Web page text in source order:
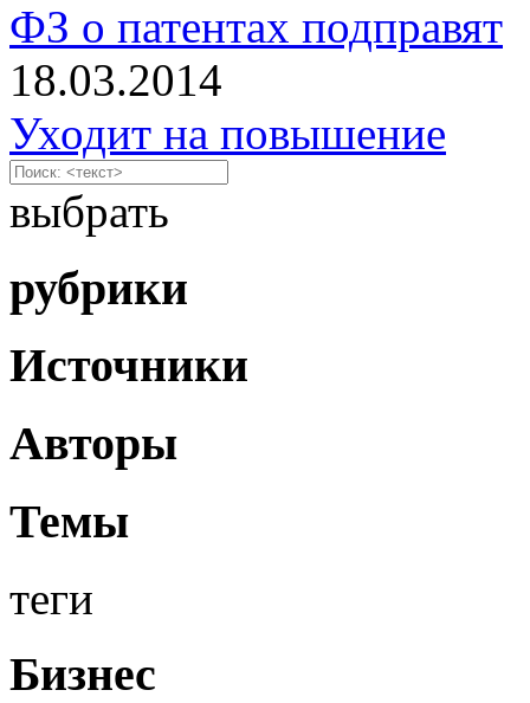
ФЗ о патентах подправят
18.03.2014
Уходит на повышение
выбрать
рубрики
Источники
Авторы
Темы
теги
Бизнес